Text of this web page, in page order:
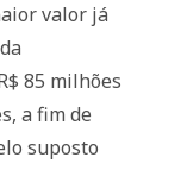
valor já
85 milhões
a fim de
suposto